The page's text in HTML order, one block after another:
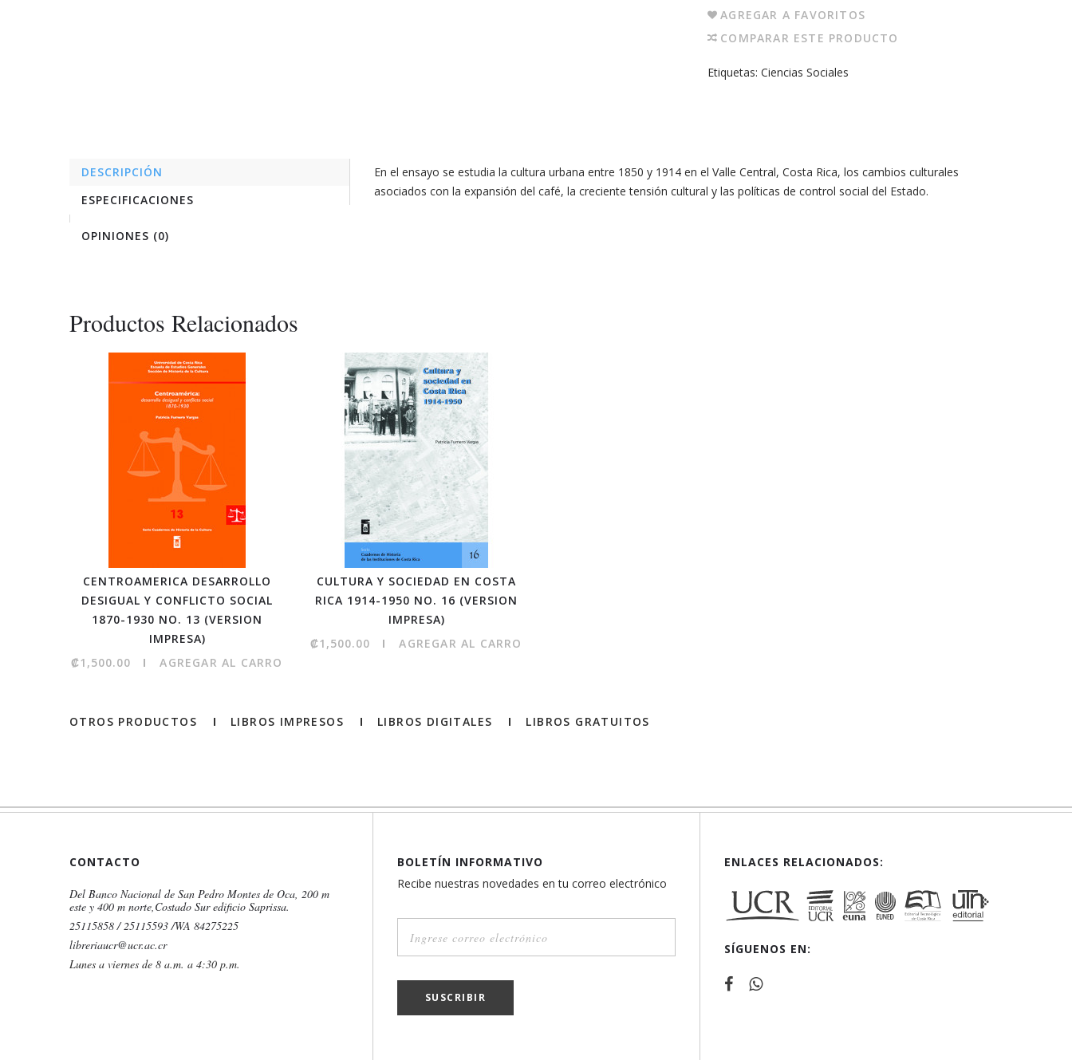
AGREGAR A FAVORITOS
COMPARAR ESTE PRODUCTO
Etiquetas: Ciencias Sociales
DESCRIPCIÓN
ESPECIFICACIONES
OPINIONES (0)
En el ensayo se estudia la cultura urbana entre 1850 y 1914 en el Valle Central, Costa Rica, los cambios culturales
asociados con la expansión del café, la creciente tensión cultural y las políticas de control social del Estado.
Productos Relacionados
CENTROAMERICA DESARROLLO
DESIGUAL Y CONFLICTO SOCIAL
1870-1930 NO. 13 (VERSION
IMPRESA)
₡1,500.00
AGREGAR AL CARRO
CULTURA Y SOCIEDAD EN COSTA
RICA 1914-1950 NO. 16 (VERSION
IMPRESA)
₡1,500.00
AGREGAR AL CARRO
OTROS PRODUCTOS LIBROS IMPRESOS LIBROS DIGITALES LIBROS GRATUITOS
CONTACTO
Del Banco Nacional de San Pedro Montes de Oca, 200 m
este y 400 m norte,Costado Sur edificio Saprissa.
25115858 / 25115593 /WA 84275225
libreriaucr@ucr.ac.cr
Lunes a viernes de 8 a.m. a 4:30 p.m.
BOLETÍN INFORMATIVO
Recibe nuestras novedades en tu correo electrónico
SUSCRIBIR
ENLACES RELACIONADOS:
SÍGUENOS EN: